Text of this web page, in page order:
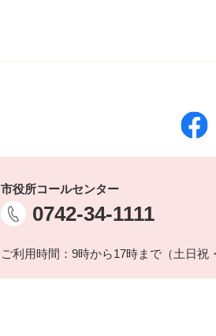
市役所コールセンター
0742-34-1111
ご利用時間：9時から17時まで（土日祝